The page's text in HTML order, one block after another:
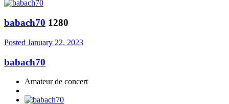
babach70 1280
Posted January 22, 2023
babach70
Amateur de concert